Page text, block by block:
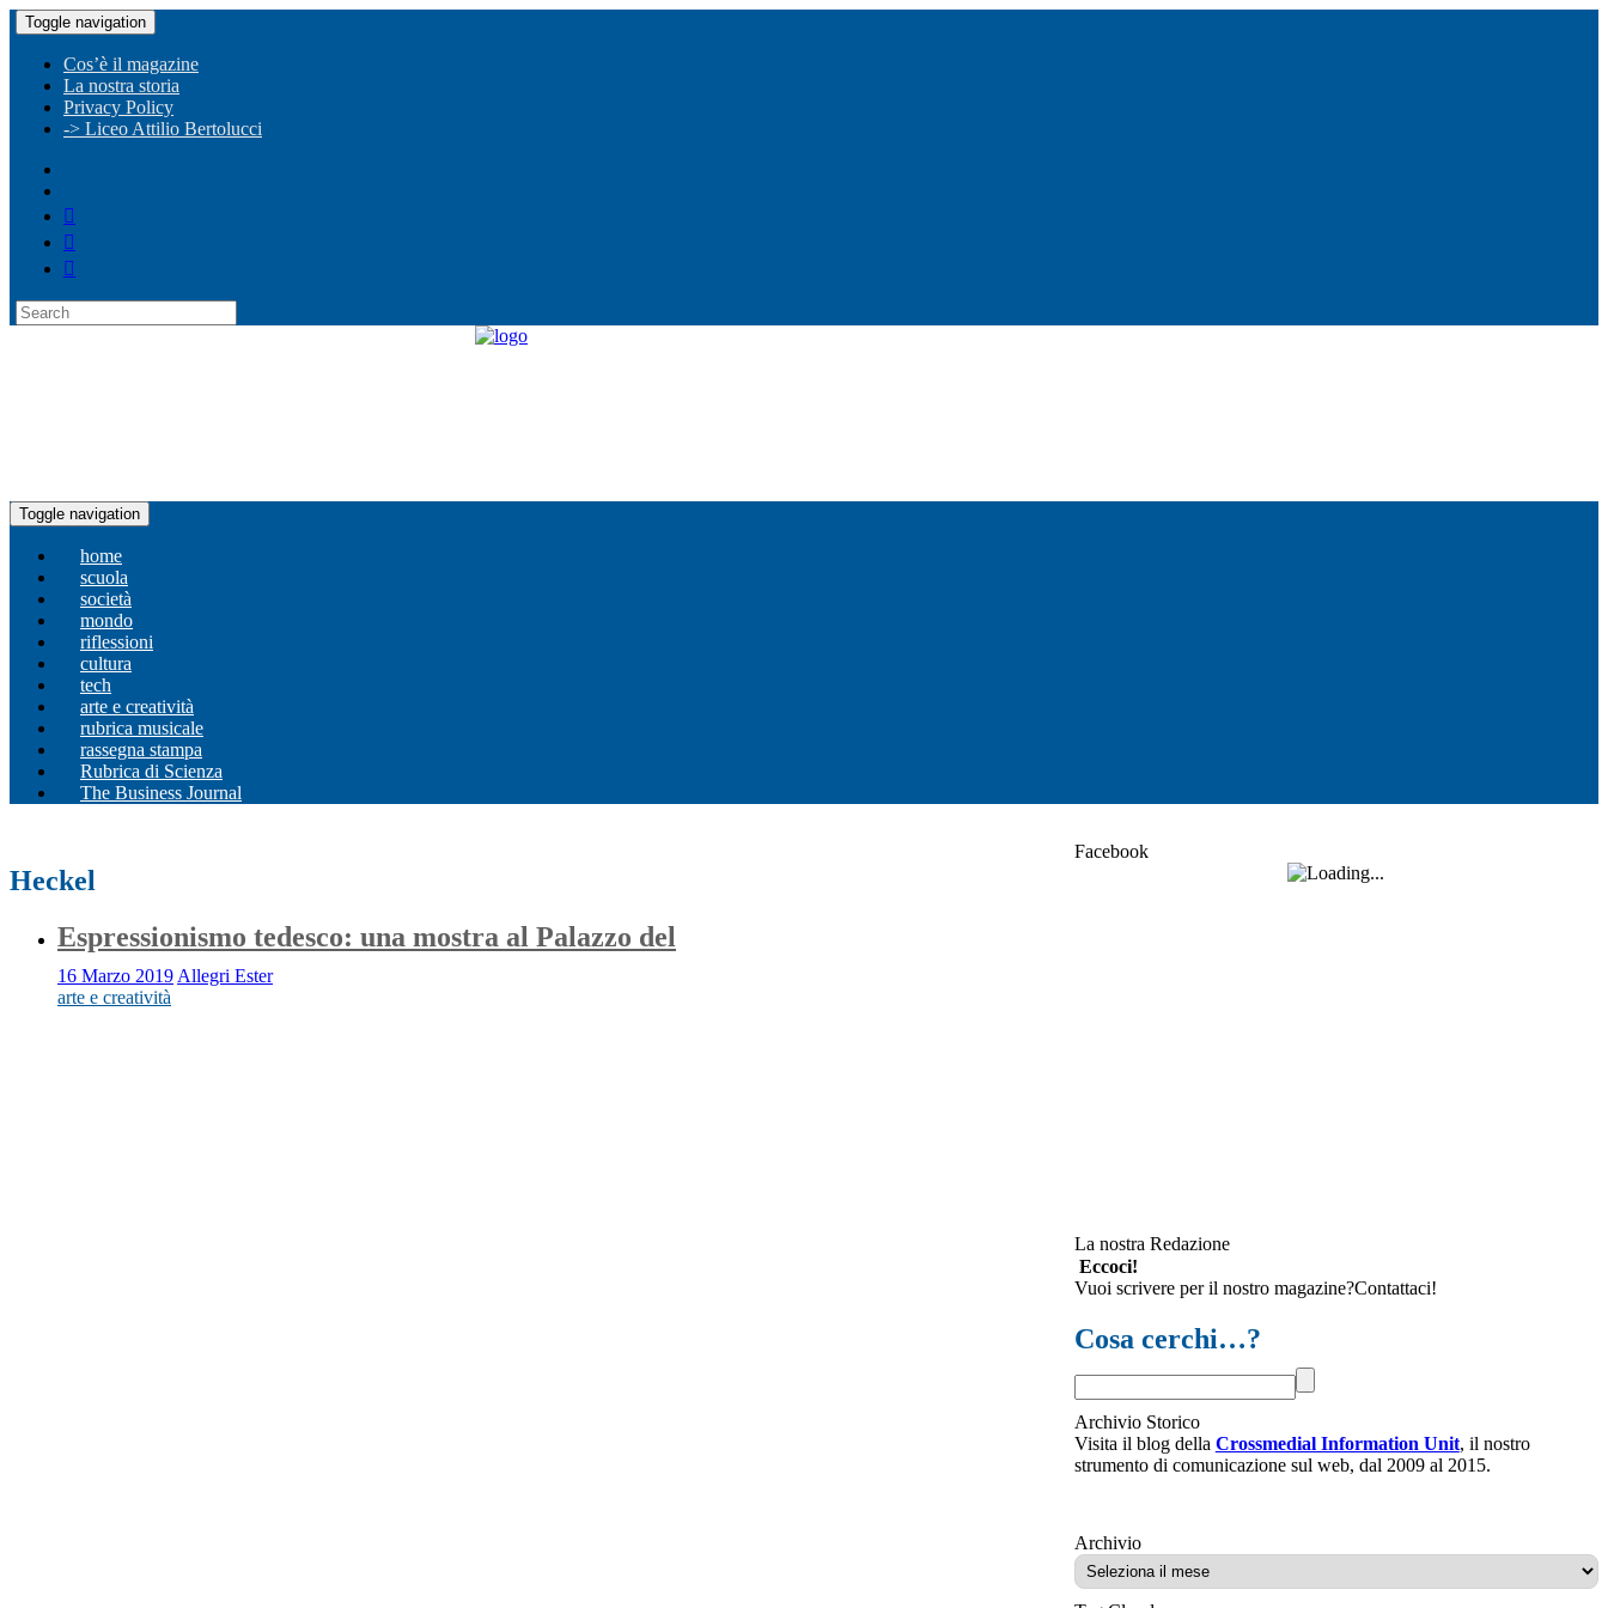
Toggle navigation
Cos’è il magazine
La nostra storia
Privacy Policy
-> Liceo Attilio Bertolucci
Toggle navigation
home
scuola
società
mondo
riflessioni
cultura
tech
arte e creatività
rubrica musicale
rassegna stampa
Rubrica di Scienza
The Business Journal
Heckel
Espressionismo tedesco: una mostra al Palazzo del
16 Marzo 2019 Allegri Ester
arte e creatività
Facebook
La nostra Redazione
Eccoci!
Vuoi scrivere per il nostro magazine?Contattaci!
Cosa cerchi…?
Archivio Storico
Visita il blog della Crossmedial Information Unit, il nostro
strumento di comunicazione sul web, dal 2009 al 2015.
ArchivioArchivio